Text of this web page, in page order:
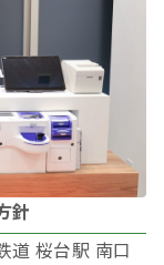
針
道 桜台駅 南口